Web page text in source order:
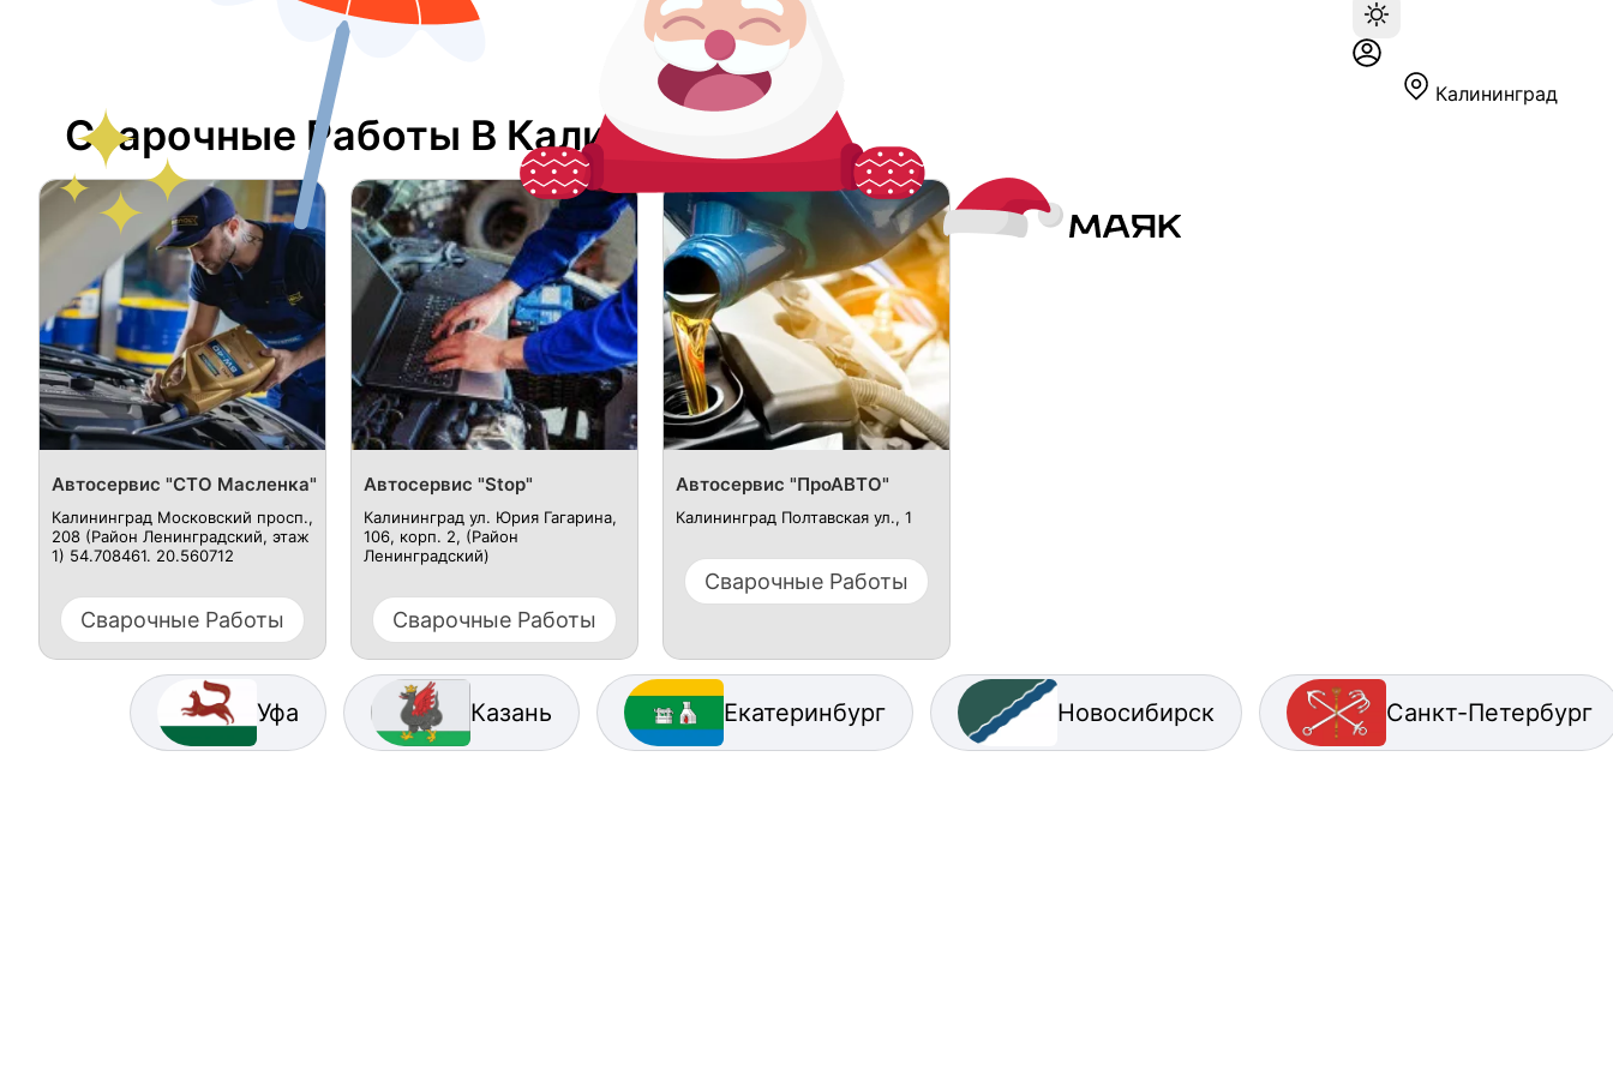
Калининград
Сварочные Работы В Калининграде
Автосервис "СТО Масленка"
Калининград Московский просп.,
208 (Район Ленинградский, этаж
1) 54.708461. 20.560712
Сварочные Работы
Автосервис "Stop"
Калининград ул. Юрия Гагарина,
106, корп. 2, (Район
Ленинградский)
Сварочные Работы
Автосервис "ПроАВТО"
Калининград Полтавская ул., 1
Сварочные Работы
Уфа Казань Екатеринбург Новосибирск Санкт-Петербург